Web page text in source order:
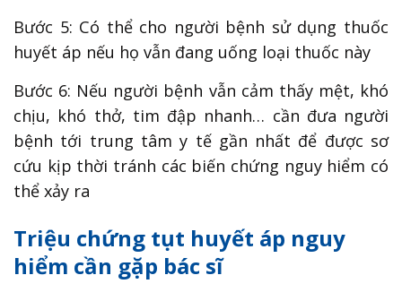
Bước 5: Có thể cho người bệnh sử dụng thuốc
huyết áp nếu họ vẫn đang uống loại thuốc này
Bước 6: Nếu người bệnh vẫn cảm thấy mệt, khó
chịu, khó thở, tim đập nhanh… cần đưa người
bệnh tới trung tâm y tế gần nhất để được sơ
cứu kịp thời tránh các biến chứng nguy hiểm có
thể xảy ra
Triệu chứng tụt huyết áp nguy
hiểm cần gặp bác sĩ